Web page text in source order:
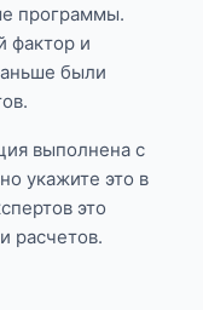
программы.
фактор и
были
выполнена с
укажите это в
это
расчетов.